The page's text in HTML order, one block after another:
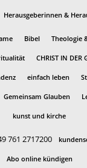
Herausgeberinnen &
Bibel Theologie
CHRIST IN DER
einfach leben
Gemeinsam Glauben
kunst und kirche
761 2717200
Abo online kündigen